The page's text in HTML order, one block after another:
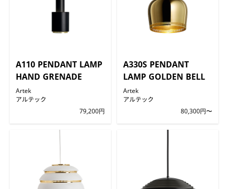
A110 PENDANT LAMP
HAND GRENADE
Artek
アルテック
79,200円
A330S PENDANT
LAMP GOLDEN BELL
Artek
アルテック
80,300円〜